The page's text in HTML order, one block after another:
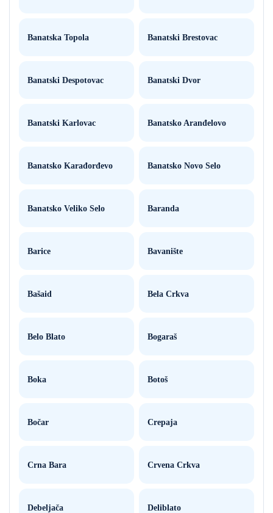
Banatska Topola Banatski Brestovac
Banatski Despotovac Banatski Dvor
Banatski Karlovac Banatsko Aranđelovo
Banatsko Karađorđevo Banatsko Novo Selo
Banatsko Veliko Selo Baranda
Barice Bavanište
Bašaid Bela Crkva
Belo Blato Bogaraš
Boka Botoš
Bočar Crepaja
Crna Bara Crvena Crkva
Debeljača Deliblato